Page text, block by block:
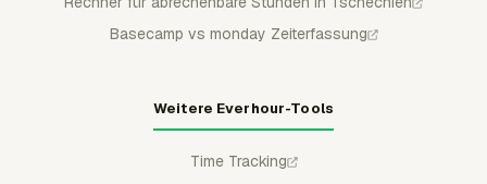
Basecamp vs monday Zeiterfassung
Weitere Everhour-Tools
Time Tracking